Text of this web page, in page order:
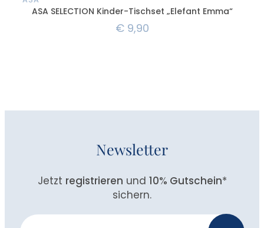
ASA SELECTION Kinder-Tischset „Elefant Emma“
€9,90
Newsletter
Jetzt registrieren und 10% Gutschein*
sichern.
Newsletter